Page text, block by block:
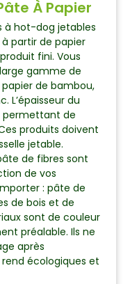
À Papier
à hot-dog jetables
partir de papier
fini. Vous
gamme de
de bambou,
L’épaisseur du
permettant de
produits doivent
jetable.
de fibres sont
de vos
: pâte de
de bois et de
sont de couleur
préalable. Ils ne
après
écologiques et